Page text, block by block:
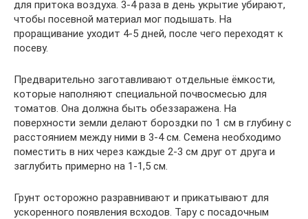
для притока воздуха. 3-4 раза в день укрытие убирают,
чтобы посевной материал мог подышать. На
проращивание уходит 4-5 дней, после чего переходят к
посеву.
Предварительно заготавливают отдельные ёмкости,
которые наполняют специальной почвосмесью для
томатов. Она должна быть обеззаражена. На
поверхности земли делают бороздки по 1 см в глубину с
расстоянием между ними в 3-4 см. Семена необходимо
поместить в них через каждые 2-3 см друг от друга и
заглубить примерно на 1-1,5 см.
Грунт осторожно разравнивают и прикатывают для
ускоренного появления всходов. Тару с посадочным